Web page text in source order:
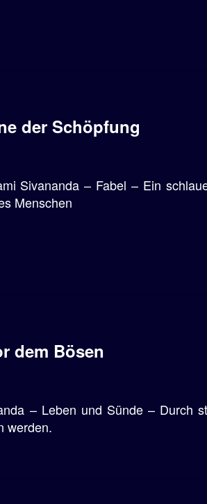
der Schöpfung
Sivananda – Fabel – Ein
Menschen
dem Bösen
– Leben und Sünde – Durch
werden.